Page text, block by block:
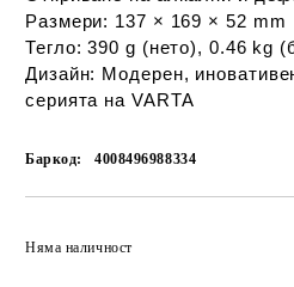
Размери: 137 × 169 × 52 mm
Тегло: 390 g (нето), 0.46 kg
Дизайн: Модерен,
серията на VARTA
Баркод: 4008496988334
Няма наличност